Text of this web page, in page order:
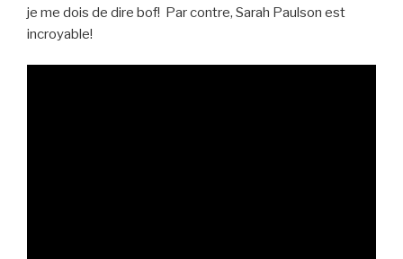
je me dois de dire bof! Par contre, Sarah Paulson est
incroyable!